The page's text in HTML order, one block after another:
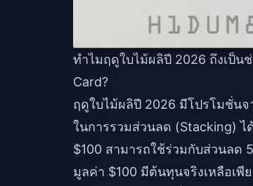
ทำไมฤดูใบไม้ผลิปี 2026 ถึงเป็น
Card?
ฤดูใบไม้ผลิปี 2026 มีโปรโมชั่น
ในการรวมส่วนลด (Stacking)
$100 สามารถใช้ร่วมกับส่วนลด
มูลค่า $100 มีต้นทุนจริงเหลือเพี